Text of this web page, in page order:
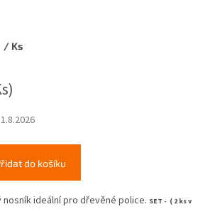
/ Ks
do košíku
ideální pro dřevěné police. SET - ( 2 ks v